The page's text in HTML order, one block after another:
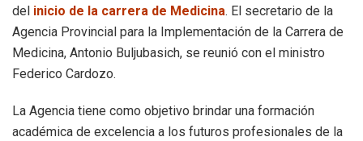
del inicio de la carrera de Medicina. El secretario de la
Agencia Provincial para la Implementación de la Carrera de
Medicina, Antonio Buljubasich, se reunió con el ministro
Federico Cardozo.
La Agencia tiene como objetivo brindar una formación
académica de excelencia a los futuros profesionales de la